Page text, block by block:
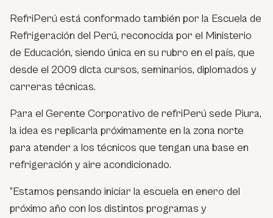
RefriPerú está conformado también por la Escuela de
Refrigeración del Perú, reconocida por el Ministerio
de Educación, siendo única en su rubro en el país, que
desde el 2009 dicta cursos, seminarios, diplomados y
carreras técnicas.
Para el Gerente Corporativo de refriPerú sede Piura,
la idea es replicarla próximamente en la zona norte
para atender a los técnicos que tengan una base en
refrigeración y aire acondicionado.
“Estamos pensando iniciar la escuela en enero del
próximo año con los distintos programas y